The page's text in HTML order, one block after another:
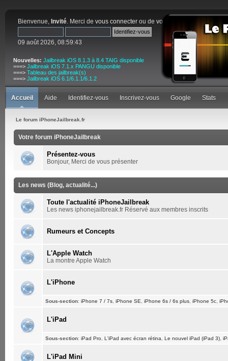
Bienvenue, Invité. Merci de vous connecter ou de vous inscrire
09 août 2026, 08:59:43
Nouvelles: Jailbreak iOS 8.1.3 à 8.4 TAIG disponible
===> Jailbreak iOS 7.1.x PANGU disponible
===> Tableau des jailbreak(s)
===> Jailbreak iOS 6.1/6.1.1/6.1.2
Accueil Aide Identifiez-vous Inscrivez-vous Google Stats
Le forum iPhoneJailbreak.fr
Votre forum iPhoneJailbreak
Présentez-vous
Bonjour, Merci de vous présenter
Les news (Blog, actualité...)
Toute l'actualité iPhoneJailbreak
Les news iphonejailbreak.fr Réservé aux membres inscrits
Rumeurs et Concepts
L'Apple Watch
La montre Apple Watch
L'iPhone
Sous-section: iPhone 7 / 7s iPhone SE iPhone 6s / 6s plus iPhone 5c
L'iPad
Sous-section: iPad Pro L'iPad avec écran rétina Le nouvel iPad (iPad 3)
L'iPad Mini